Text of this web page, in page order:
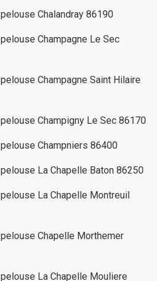
Chalandray 86190
Champagne Le Sec
Champagne Saint Hilaire
Champigny Le Sec 86170
Champniers 86400
La Chapelle Baton 86250
La Chapelle Montreuil
Chapelle Morthemer
La Chapelle Mouliere